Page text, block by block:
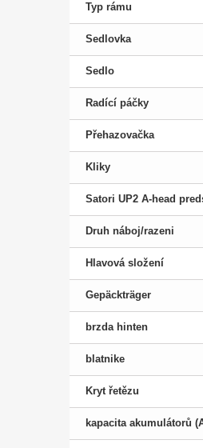
Typ rámu
Sedlovka
Sedlo
Radící páčky
Přehazovačka
Kliky
Satori UP2 A-head
Druh náboj/razeni
Hlavová složení
Gepäckträger
brzda hinten
blatnike
Kryt řetězu
kapacita akumulátorů